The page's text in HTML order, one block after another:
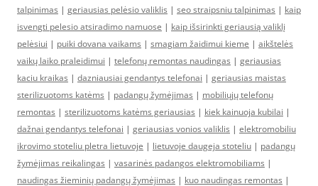
talpinimas | geriausias pelėsio valiklis | seo straipsniu talpinimas | kaip
isvengti pelesio atsiradimo namuose | kaip išsirinkti geriausią valiklį
pelėsiui | puiki dovana vaikams | smagiam žaidimui kieme | aikštelės
vaikų laiko praleidimui | telefonų remontas naudingas | geriausias
kaciu kraikas | dazniausiai gendantys telefonai | geriausias maistas
sterilizuotoms katėms | padangų žymėjimas | mobiliųjų telefonų
remontas | sterilizuotoms katėms geriausias | kiek kainuoja kubilai |
dažnai gendantys telefonai | geriausias vonios valiklis | elektromobiliu
ikrovimo stoteliu pletra lietuvoje | lietuvoje daugeja stoteliu | padangų
žymėjimas reikalingas | vasarinės padangos elektromobiliams |
naudingas žieminių padangų žymėjimas | kuo naudingas remontas |